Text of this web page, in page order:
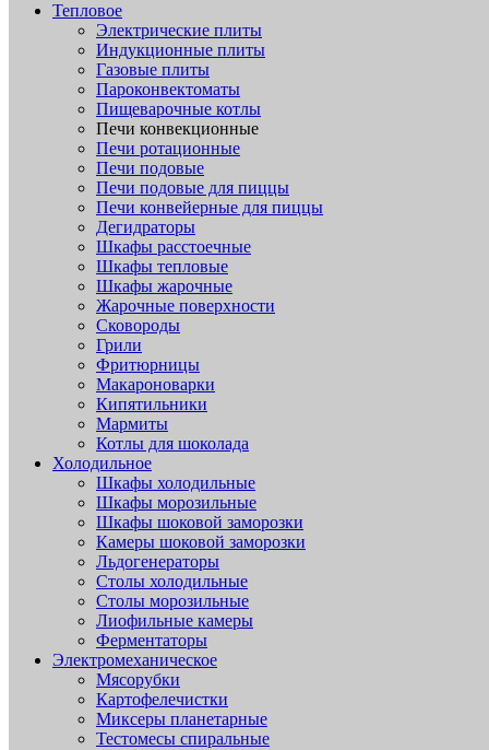
Тепловое
Электрические плиты
Индукционные плиты
Газовые плиты
Пароконвектоматы
Пищеварочные котлы
Печи конвекционные
Печи ротационные
Печи подовые
Печи подовые для пиццы
Печи конвейерные для пиццы
Дегидраторы
Шкафы расстоечные
Шкафы тепловые
Шкафы жарочные
Жарочные поверхности
Сковороды
Грили
Фритюрницы
Макароноварки
Кипятильники
Мармиты
Котлы для шоколада
Холодильное
Шкафы холодильные
Шкафы морозильные
Шкафы шоковой заморозки
Камеры шоковой заморозки
Льдогенераторы
Столы холодильные
Столы морозильные
Лиофильные камеры
Ферментаторы
Электромеханическое
Мясорубки
Картофелечистки
Миксеры планетарные
Тестомесы спиральные